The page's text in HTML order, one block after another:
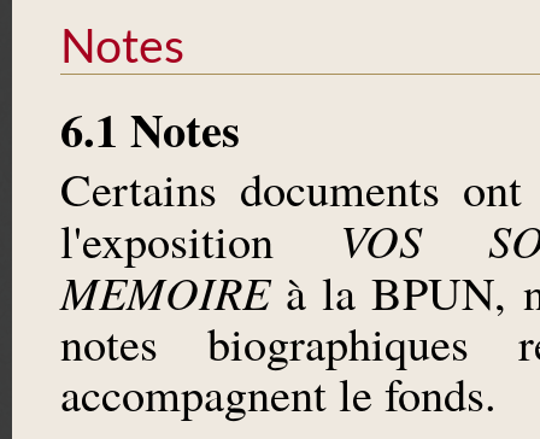
Notes
6.1 Notes
Certains documents
l'exposition VOS
MEMOIRE à la BPUN,
notes biographiques
accompagnent le fonds.